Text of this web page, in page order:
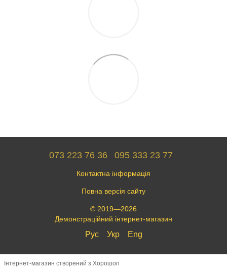
073 223 76 36 095 333 23 77
Контактна інформація
Повна версія сайту
© 2019—2026
Демонстраційний інтернет-магазин
Рус Укр Eng
Інтернет-магазин створений з Хорошоп